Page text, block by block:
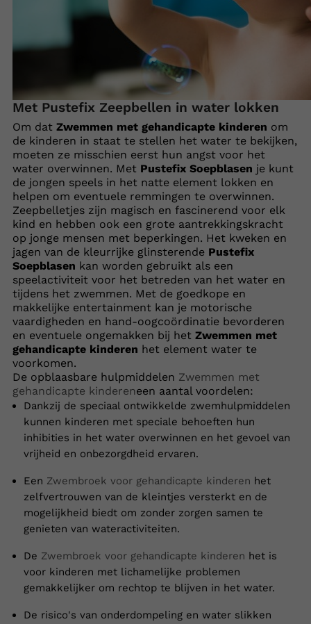
Met Pustefix Zeepbellen in water lokken
Om dat Zwemmen met gehandicapte kinderen om
de kinderen in staat te stellen het water te bekijken,
moeten ze misschien eerst hun angst voor het
water overwinnen. Met Pustefix Soepblasen je kunt
de jongen speels in het natte element lokken en
helpen om eventuele remmingen te overwinnen.
Zeepbelletjes zijn magisch en fascinerend voor elk
kind en hebben ook een grote aantrekkingskracht
op jonge mensen met beperkingen. Het kweken en
jagen van de kleurrijke glinsterende Pustefix
Soepblasen kan worden gebruikt als een
speelactiviteit voor het betreden van het water en
tijdens het zwemmen. Met de goedkope en
makkelijke entertainment kan je motorische
vaardigheden en hand-oogcoördinatie bevorderen
en eventuele ongemakken bij het Zwemmen met
gehandicapte kinderen het element water te
voorkomen.
De opblaasbare hulpmiddelen Zwemmen met
gehandicapte kindereneen aantal voordelen:
Dankzij de speciaal ontwikkelde zwemhulpmiddelen
kunnen kinderen met speciale behoeften hun
inhibities in het water overwinnen en het gevoel van
vrijheid en onbezorgdheid ervaren.
Een Zwembroek voor gehandicapte kinderen het
zelfvertrouwen van de kleintjes versterkt en de
mogelijkheid biedt om zonder zorgen samen te
genieten van wateractiviteiten.
De Zwembroek voor gehandicapte kinderen het is
voor kinderen met lichamelijke problemen
gemakkelijker om rechtop te blijven in het water.
De risico's van onderdompeling en water slikken